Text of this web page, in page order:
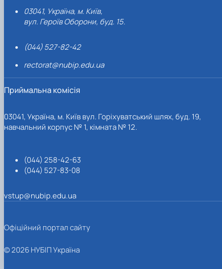
03041, Україна, м. Київ,
вул. Героїв Оборони, буд. 15.
(044) 527-82-42
rectorat@nubip.edu.ua
Приймальна комісія
03041, Україна, м. Київ вул. Горіхуватський шлях, буд. 19,
навчальний корпус № 1, кімната № 12.
(044) 258-42-63
(044) 527-83-08
vstup@nubip.edu.ua
Офіційний портал сайту
© 2026 НУБІП Україна